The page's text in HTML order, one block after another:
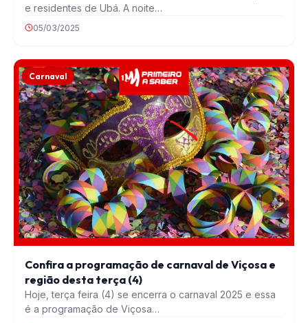
e residentes de Ubá. A noite…
05/03/2025
Carnaval
Confira a programação de carnaval de Viçosa e
região desta terça (4)
Hoje, terça feira (4) se encerra o carnaval 2025 e essa
é a programação de Viçosa…